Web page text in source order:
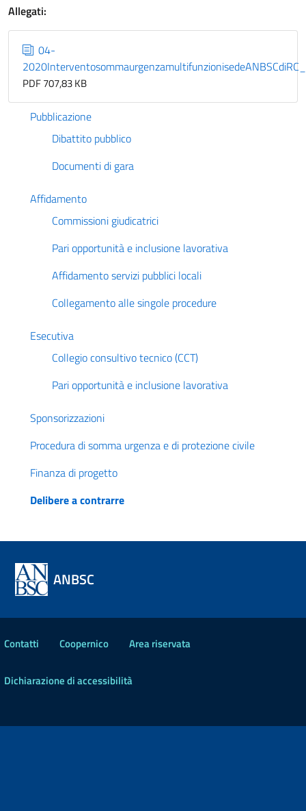
Allegati:
04-
PDF 707,83 KB
Pubblicazione
Dibattito pubblico
Documenti di gara
Affidamento
Commissioni giudicatrici
Pari opportunità e inclusione lavorativa
Affidamento servizi pubblici locali
Collegamento alle singole procedure
Esecutiva
Collegio consultivo tecnico (CCT)
Pari opportunità e inclusione lavorativa
Sponsorizzazioni
Procedura di somma urgenza e di protezione civile
Finanza di progetto
Delibere a contrarre
ANBSC
Contatti Coopernico Area riservata
Dichiarazione di accessibilità